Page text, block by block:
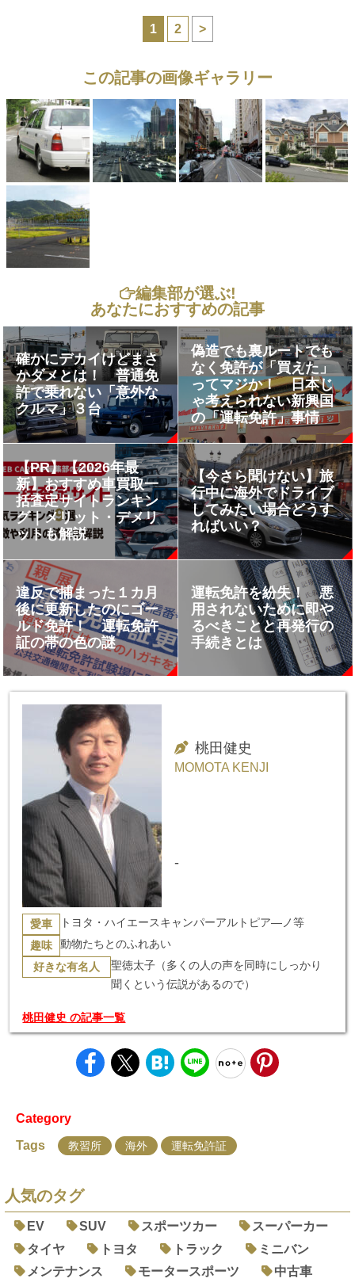
1 2 >
この記事の画像ギャラリー
編集部が選ぶ!
あなたにおすすめの記事
確かにデカイけどまさ
かダメとは！ 普通免
許で乗れない「意外な
クルマ」３台
偽造でも裏ルートでも
なく免許が「買えた」
ってマジか！ 日本じ
ゃ考えられない新興国
の「運転免許」事情
【PR】【2026年最
新】おすすめ車買取一
括査定サイトランキン
グ｜メリット・デメリ
ットも解説
【今さら聞けない】旅
行中に海外でドライブ
してみたい場合どうす
ればいい？
違反で捕まった１カ月
後に更新したのにゴー
ルド免許！ 運転免許
証の帯の色の謎
運転免許を紛失！ 悪
用されないために即や
るべきことと再発行の
手続きとは
桃田健史
MOMOTA KENJI
-
愛車 トヨタ・ハイエースキャンパーアルトピア―ノ等
趣味 動物たちとのふれあい
好きな有名人
聖徳太子（多くの人の声を同時にしっかり
聞くという伝説があるので）
桃田健史 の記事一覧
Category
Tags
教習所 海外 運転免許証
人気のタグ
EV SUV スポーツカー
スーパーカー
タイヤ
トヨタ トラック
ミニバン
メンテナンス
モータースポーツ
中古車